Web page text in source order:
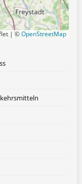
| ©OpenStreetMap